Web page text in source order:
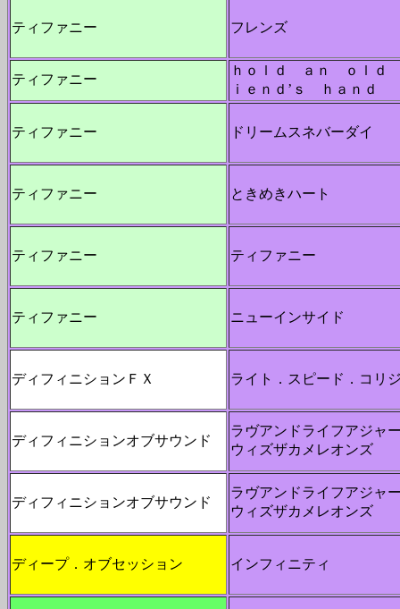
ティファニー フレンズ
ティファニー
ｈｏｌｄ ａｎ ｏｌｄ
ｉｅｎｄ’ｓ ｈａｎｄ
ティファニー ドリームスネバーダイ
ティファニー ときめきハート
ティファニー ティファニー
ティファニー ニューインサイド
ディフィニションＦＸ ライト．スピード．コリ
ディフィニションオブサウンド
ラヴアンドライフアジャ
ウィズザカメレオンズ
ディフィニションオブサウンド
ラヴアンドライフアジャ
ウィズザカメレオンズ
ディープ．オブセッション インフィニティ